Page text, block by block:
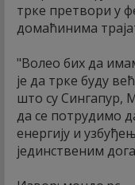
трке претвори у
домаћинима
"Волео бих да
је да трке буду
што су Сингапур,
да се потрудимо
енергију и
јединственим